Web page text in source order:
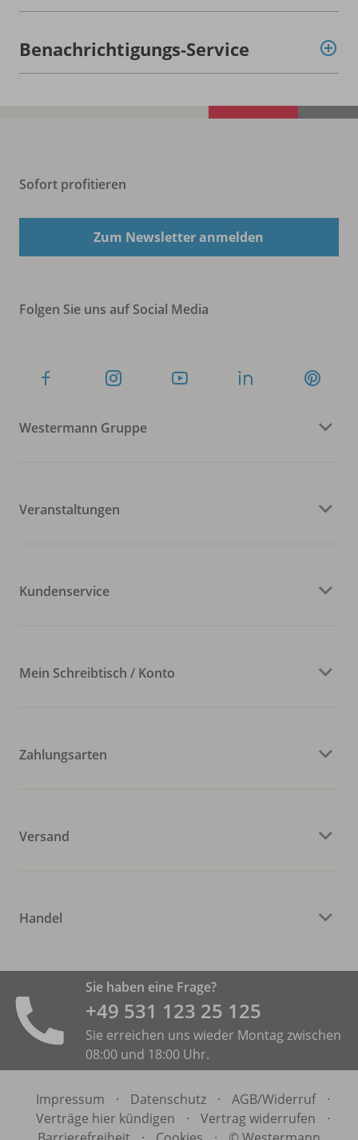
Benachrichtigungs-Service
Sofort profitieren
Zum Newsletter anmelden
Folgen Sie uns auf Social Media
Westermann Gruppe
Veranstaltungen
Kundenservice
Mein Schreibtisch / Konto
Zahlungsarten
Versand
Handel
Sie haben eine Frage?
+49 531 ­123 25 125
Sie erreichen uns wieder Montag zwischen
08:00 und 18:00 Uhr.
Impressum · Datenschutz · AGB/Widerruf
·
Verträge hier kündigen
· Vertrag widerrufen
·